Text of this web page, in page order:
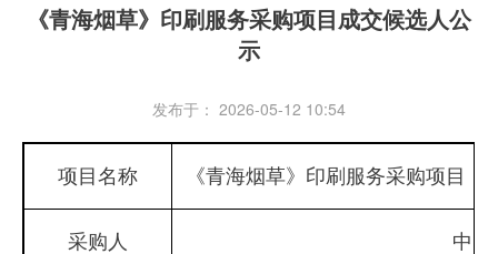
《青海烟草》印刷服务采购项目成交候选人公
示
发布于： 2026-05-12 10:54
项目名称 《青海烟草》印刷服务采购项目
采购人 中国